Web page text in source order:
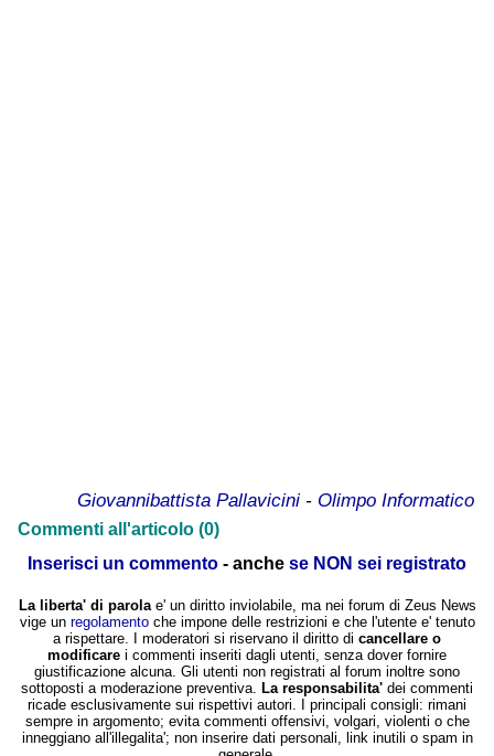
Giovannibattista Pallavicini - Olimpo Informatico
Commenti all'articolo (0)
Inserisci un commento - anche se NON sei registrato
La liberta' di parolae' un diritto inviolabile, ma nei forum di Zeus News
vige un regolamentoche impone delle restrizioni e che l'utente e' tenuto
a rispettare. I moderatori si riservano il diritto di cancellare o
modificare i commenti inseriti dagli utenti, senza dover fornire
giustificazione alcuna. Gli utenti non registrati al forum inoltre sono
sottoposti a moderazione preventiva. La responsabilita' dei commenti
ricade esclusivamente sui rispettivi autori. I principali consigli: rimani
sempre in argomento; evita commenti offensivi, volgari, violenti o che
inneggiano all'illegalita'; non inserire dati personali, link inutili o spam in